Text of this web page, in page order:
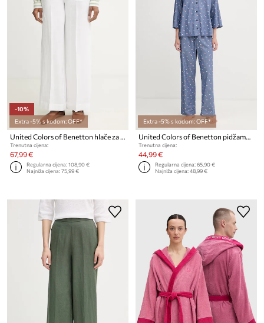
-10%
Extra -5% s kodom: OFF*
Trenutna cijena:
67,99 €
Regularna cijena:108,90 €
Najniža cijena:75,99 €
Extra -5% s kodom: OFF*
Trenutna cijena:
44,99 €
Regularna cijena:65,90 €
Najniža cijena:48,99 €